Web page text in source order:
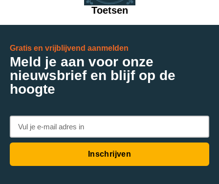
Toetsen
Gratis en vrijblijvend aanmelden
Meld je aan voor onze
nieuwsbrief en blijf op de
hoogte
Inschrijven